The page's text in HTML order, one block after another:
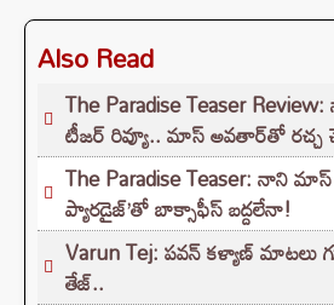
Also Read
The Paradise Teaser
టీజర్ రివ్యూ.. మాస్ అవతార్‌తో రచ్చ
The Paradise Teaser: నాని మాస్
ప్యారడైజ్’తో బాక్సాఫీస్ బద్దలేనా!
Varun Tej: పవన్ కళ్యాణ్ మాటలు
తేజ్..